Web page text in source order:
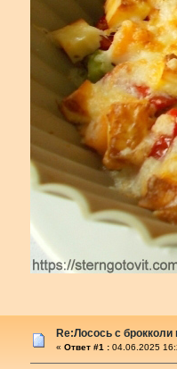
Re:Лосось с
« Ответ #1 : 04.06.2025